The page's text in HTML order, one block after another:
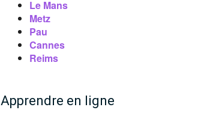
Le Mans
Metz
Pau
Cannes
Reims
Apprendre en ligne